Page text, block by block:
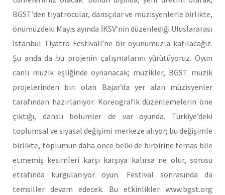
BGST’den tiyatrocular, dansçılar ve müzisyenlerle birlikte,
önümüzdeki Mayıs ayında İKSV’nin düzenlediği Uluslararası
İstanbul Tiyatro Festivali’ne bir oyunumuzla katılacağız.
Şu anda da bu projenin çalışmalarını yürütüyoruz. Oyun
canlı müzik eşliğinde oynanacak; müzikler, BGST müzik
projelerinden biri olan Bajar’da yer alan müzisyenler
tarafından hazırlanıyor. Koreografik düzenlemelerin öne
çıktığı, danslı bölümler de var oyunda. Türkiye’deki
toplumsal ve siyasal değişimi merkeze alıyor; bu değişimle
birlikte, toplumun daha önce belki de birbirine temas bile
etmemiş kesimleri karşı karşıya kalırsa ne olur, sorusu
etrafında kurgulanıyor oyun. Festival sonrasında da
temsiller devam edecek. Bu etkinlikler www.bgst.org